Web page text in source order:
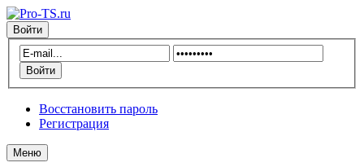
Войти
Восстановить пароль
Регистрация
Меню